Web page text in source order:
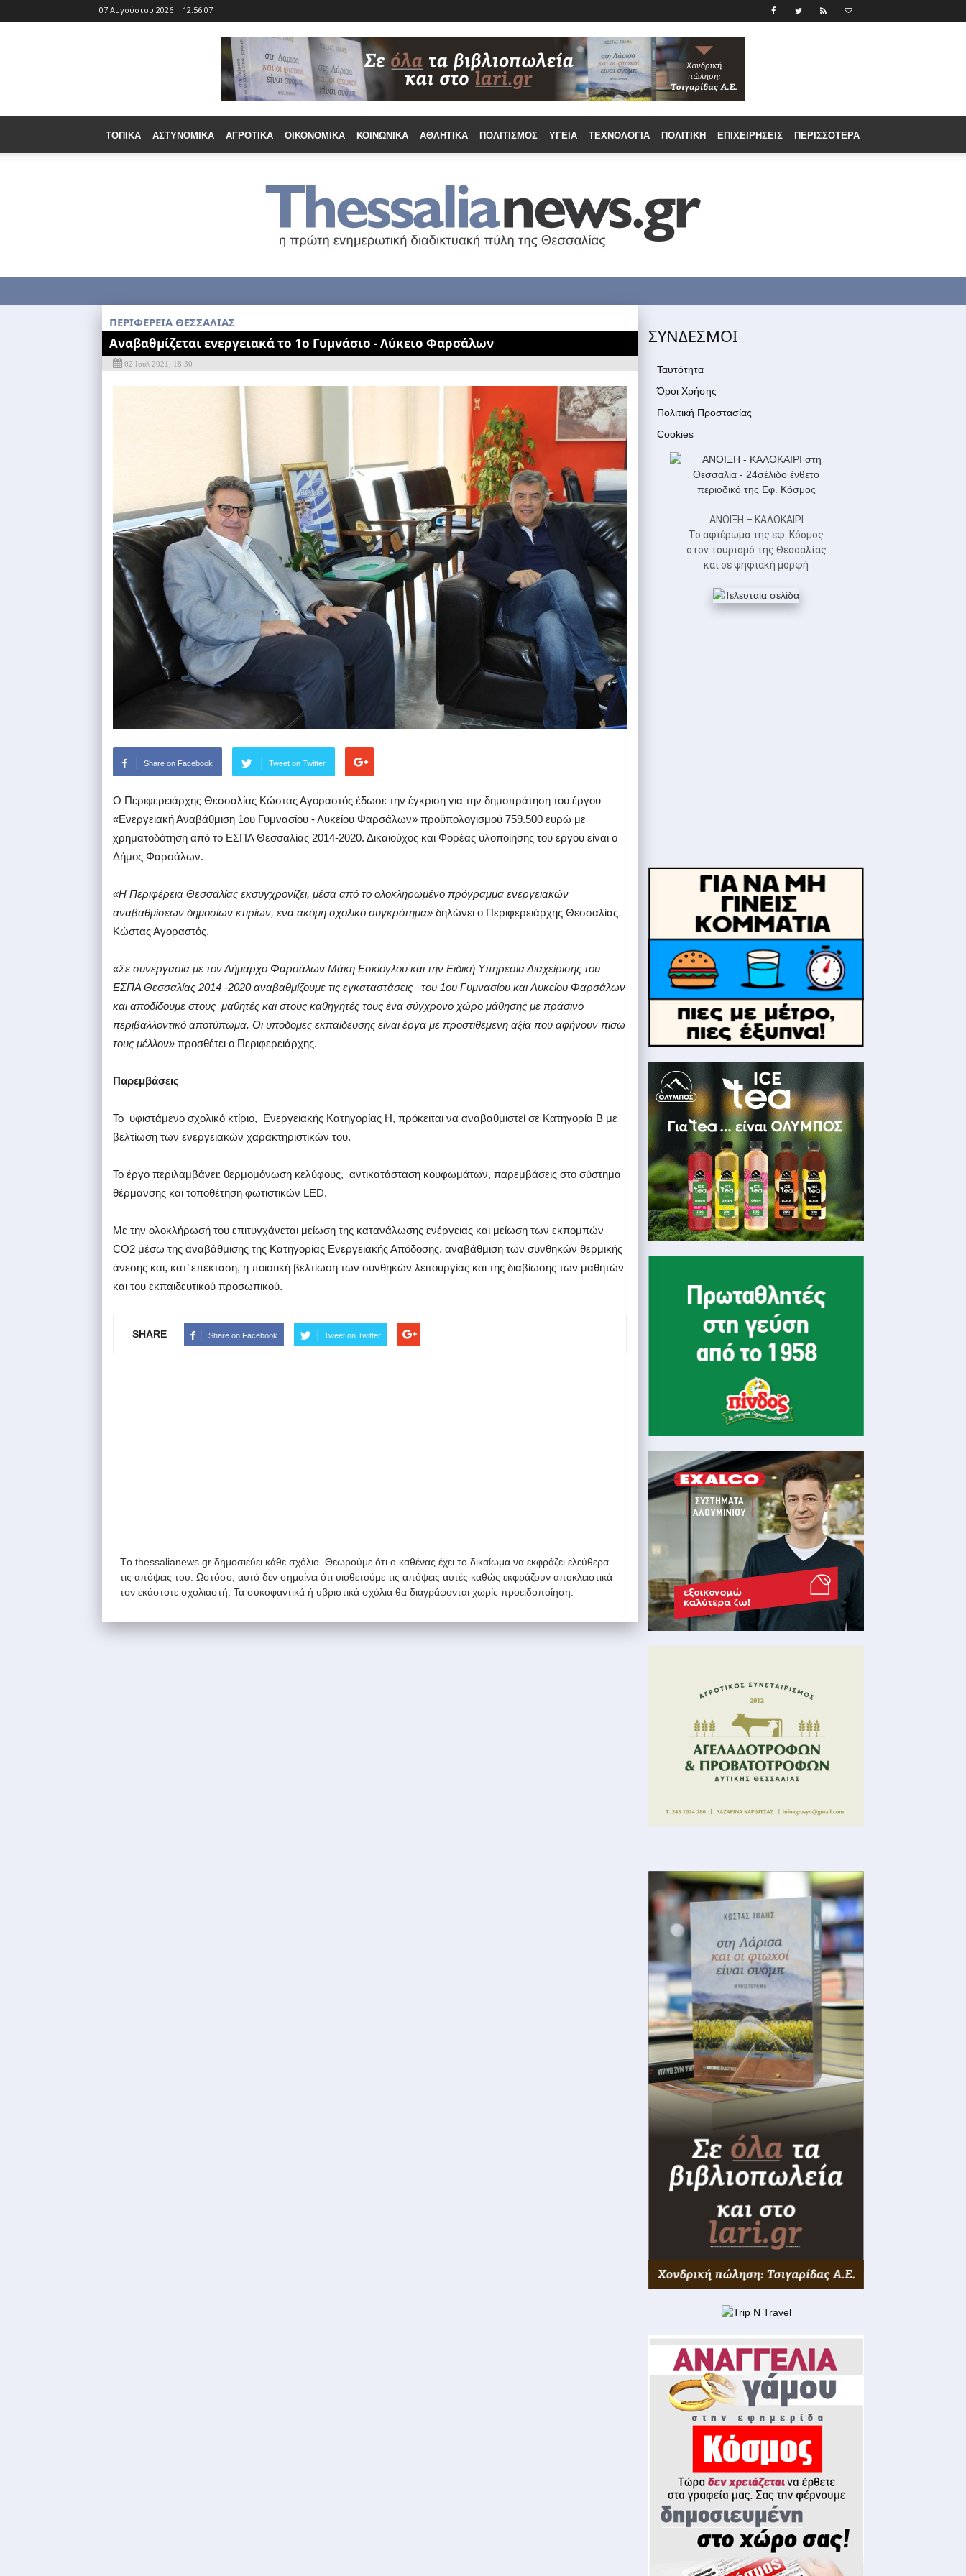
07 Αυγούστου 2026 | 12:56:09
ΤΟΠΙΚΆ ΑΣΤΥΝΟΜΙΚΆ ΑΓΡΟΤΙΚΆ ΟΙΚΟΝΟΜΙΚΆ ΚΟΙΝΩΝΙΚΆ ΑΘΛΗΤΙΚΆ ΠΟΛΙΤΙΣΜΌΣ ΥΓΕΊΑ ΤΕΧΝΟΛΟΓΊΑ ΠΟΛΙΤΙΚΉ ΕΠΙΧΕΙΡΉΣΕΙΣ ΠΕΡΙΣΣΟΤΕΡΑ
ΠΕΡΙΦΕΡΕΙΑ ΘΕΣΣΑΛΙΑΣ
Αναβαθμίζεται ενεργειακά το 1ο Γυμνάσιο - Λύκειο Φαρσάλων
02 Ιουλ 2021, 18:30
Share on Facebook Tweet on Twitter
Ο Περιφερειάρχης Θεσσαλίας Κώστας Αγοραστός έδωσε την έγκριση για την δημοπράτηση του έργου
«Ενεργειακή Αναβάθμιση 1ου Γυμνασίου - Λυκείου Φαρσάλων» προϋπολογισμού 759.500 ευρώ με
χρηματοδότηση από το ΕΣΠΑ Θεσσαλίας 2014-2020. Δικαιούχος και Φορέας υλοποίησης του έργου είναι ο
Δήμος Φαρσάλων.
«Η Περιφέρεια Θεσσαλίας εκσυγχρονίζει, μέσα από το ολοκληρωμένο πρόγραμμα ενεργειακών
αναβαθμίσεων δημοσίων κτιρίων, ένα ακόμη σχολικό συγκρότημα» δηλώνει ο Περιφερειάρχης Θεσσαλίας
Κώστας Αγοραστός.
«Σε συνεργασία με τον Δήμαρχο Φαρσάλων Μάκη Εσκίογλου και την Ειδική Υπηρεσία Διαχείρισης του
ΕΣΠΑ Θεσσαλίας 2014 -2020 αναβαθμίζουμε τις εγκαταστάσεις του 1ου Γυμνασίου και Λυκείου Φαρσάλων
και αποδίδουμε στους μαθητές και στους καθηγητές τους ένα σύγχρονο χώρο μάθησης με πράσινο
περιβαλλοντικό αποτύπωμα. Οι υποδομές εκπαίδευσης είναι έργα με προστιθέμενη αξία που αφήνουν πίσω
τους μέλλον» προσθέτει ο Περιφερειάρχης.
Παρεμβάσεις
Το υφιστάμενο σχολικό κτίριο, Ενεργειακής Κατηγορίας Η, πρόκειται να αναβαθμιστεί σε Κατηγορία Β με
βελτίωση των ενεργειακών χαρακτηριστικών του.
Το έργο περιλαμβάνει: θερμομόνωση κελύφους, αντικατάσταση κουφωμάτων, παρεμβάσεις στο σύστημα
θέρμανσης και τοποθέτηση φωτιστικών LED.
Με την ολοκλήρωσή του επιτυγχάνεται μείωση της κατανάλωσης ενέργειας και μείωση των εκπομπών
CO2 μέσω της αναβάθμισης της Κατηγορίας Ενεργειακής Απόδοσης, αναβάθμιση των συνθηκών θερμικής
άνεσης και, κατ’ επέκταση, η ποιοτική βελτίωση των συνθηκών λειτουργίας και της διαβίωσης των μαθητών
και του εκπαιδευτικού προσωπικού.
SHARE Share on Facebook Tweet on Twitter
Tο thessalianews.gr δημοσιεύει κάθε σχόλιο. Θεωρούμε ότι ο καθένας έχει το δικαίωμα να εκφράζει ελεύθερα
τις απόψεις του. Ωστόσο, αυτό δεν σημαίνει ότι υιοθετούμε τις απόψεις αυτές καθώς εκφράζουν αποκλειστικά
τον εκάστοτε σχολιαστή. Τα συκοφαντικά ή υβριστικά σχόλια θα διαγράφονται χωρίς προειδοποίηση.
ΣΥΝΔΕΣΜΟΙ
Ταυτότητα
Όροι Χρήσης
Πολιτική Προστασίας
Cookies
ΑΝΟΙΞΗ – ΚΑΛΟΚΑΙΡΙ
Το αφιέρωμα της εφ. Κόσμος
στον τουρισμό της Θεσσαλίας
και σε ψηφιακή μορφή